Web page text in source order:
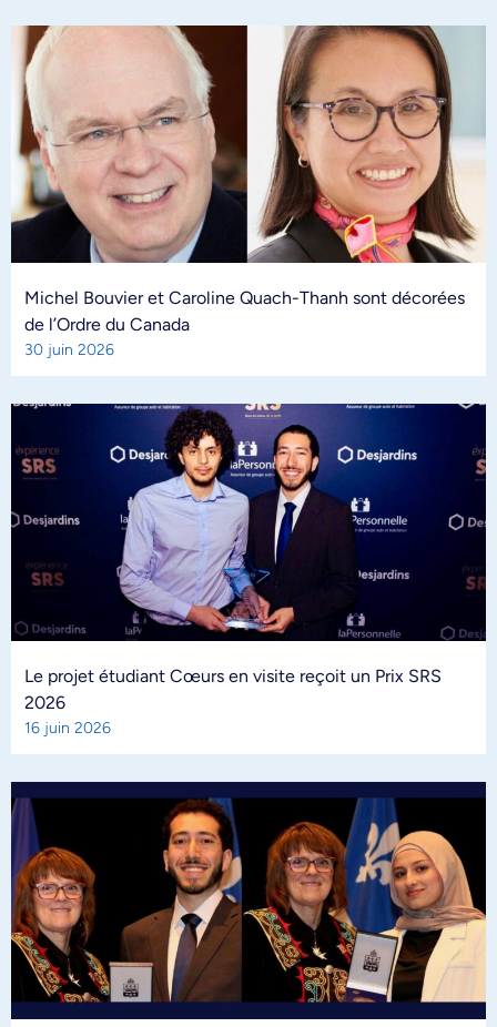
Michel Bouvier et Caroline Quach-Thanh sont décorées
de l’Ordre du Canada
30 juin 2026
Le projet étudiant Cœurs en visite reçoit un Prix SRS
2026
16 juin 2026